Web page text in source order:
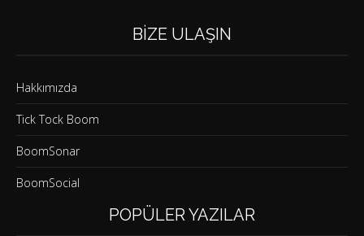
BIZE ULAŞIN
Hakkımızda
Tick Tock Boom
BoomSonar
BoomSocial
POPÜLER YAZILAR